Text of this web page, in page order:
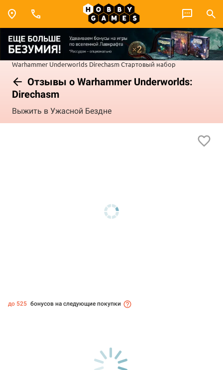
Warhammer Underworlds DirechasmСтартовый набор
Отзывы о Warhammer Underworlds:
Direchasm
Выжить в Ужасной Бездне
до 525 бонусов на следующие покупки